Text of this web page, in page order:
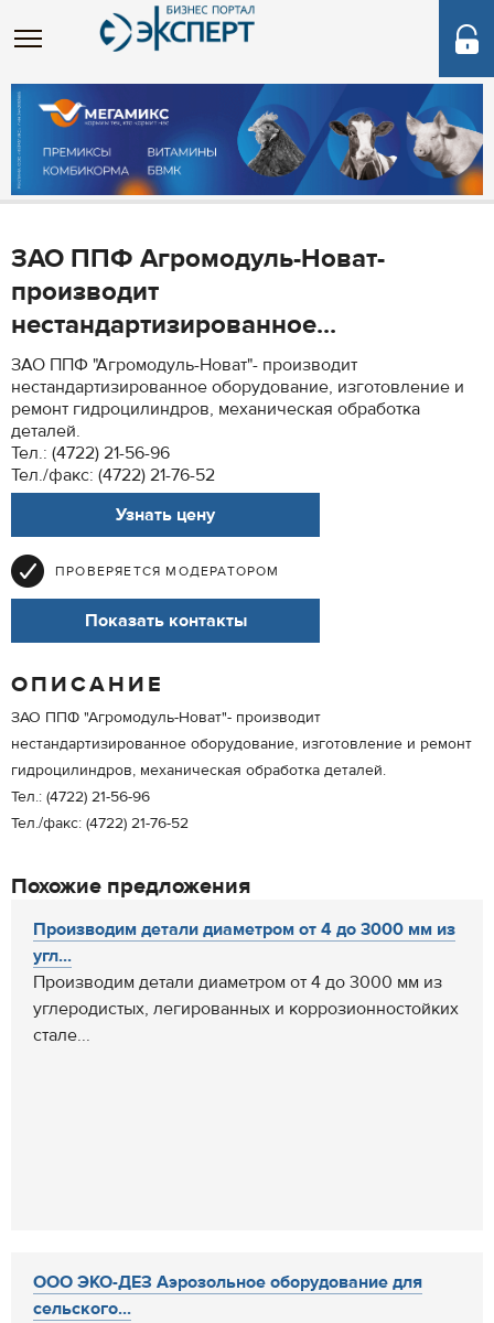
ЗАО ППФ Агромодуль-Новат-
производит
нестандартизированное...
ЗАО ППФ "Агромодуль-Новат"- производит
нестандартизированное оборудование, изготовление и
ремонт гидроцилиндров, механическая обработка
деталей.
Тел.: (4722) 21-56-96
Тел./факс: (4722) 21-76-52
Узнать цену
ПРОВЕРЯЕТСЯ МОДЕРАТОРОМ
Показать контакты
ОПИСАНИЕ
ЗАО ППФ "Агромодуль-Новат"- производит
нестандартизированное оборудование, изготовление и ремонт
гидроцилиндров, механическая обработка деталей.
Тел.: (4722) 21-56-96
Тел./факс: (4722) 21-76-52
Похожие предложения
Производим детали диаметром от 4 до 3000 мм из
угл...
Производим детали диаметром от 4 до 3000 мм из
углеродистых, легированных и коррозионностойких
стале...
ООО ЭКО-ДЕЗ Аэрозольное оборудование для
сельского...